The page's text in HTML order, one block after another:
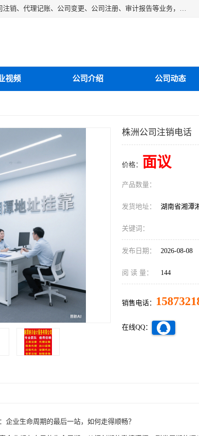
湘潭纳川会计服务有限公司主营从事：湘潭公司账务清理、湘潭公司注销、代理记账、公司变更、公司注册、审计报告等业务，公司设立有专门的代理注册部门，现有工商代办专员，部门经理从事工商代办多年，对各地区公司注册、公司变更、进出口业务等流程以及各行业公司注册、变更所需注意的细节都非常熟悉。
视频 公司介绍 公司动态
株洲公司注销电话
价格： 面议
产品数量：
发货地址： 湖南省湘潭
关键词：
发布日期： 2026-08-08
阅 读 量： 144
销售电话：
在线QQ：
企业生命周期的最后一站，如何走得顺畅？